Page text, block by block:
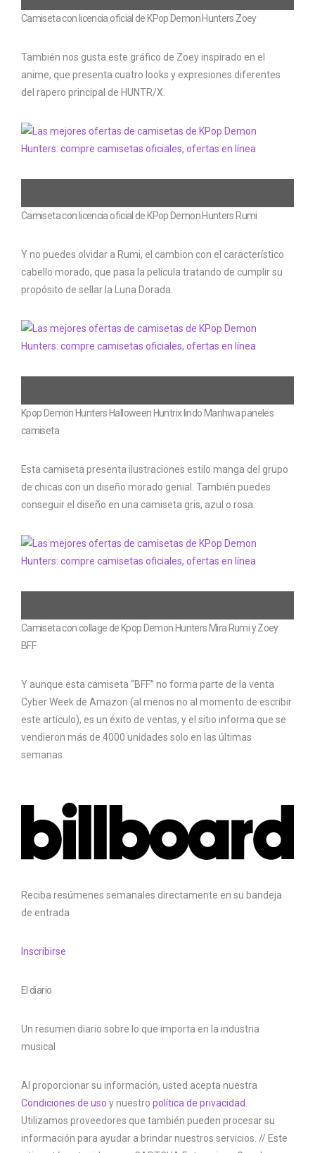
Camiseta con licencia oficial de KPop Demon Hunters Zoey
También nos gusta este gráfico de Zoey inspirado en el
anime, que presenta cuatro looks y expresiones diferentes
del rapero principal de HUNTR/X.
Camiseta con licencia oficial de KPop Demon Hunters Rumi
Y no puedes olvidar a Rumi, el cambion con el característico
cabello morado, que pasa la película tratando de cumplir su
propósito de sellar la Luna Dorada.
Kpop Demon Hunters Halloween Huntrix lindo Manhwa paneles
camiseta
Esta camiseta presenta ilustraciones estilo manga del grupo
de chicas con un diseño morado genial. También puedes
conseguir el diseño en una camiseta gris, azul o rosa.
Camiseta con collage de Kpop Demon Hunters Mira Rumi y Zoey
BFF
Y aunque esta camiseta “BFF” no forma parte de la venta
Cyber ​​Week de Amazon (al menos no al momento de escribir
este artículo), es un éxito de ventas, y el sitio informa que se
vendieron más de 4000 unidades solo en las últimas
semanas.
Reciba resúmenes semanales directamente en su bandeja
de entrada
Inscribirse
El diario
Un resumen diario sobre lo que importa en la industria
musical
Al proporcionar su información, usted acepta nuestra
Condiciones de uso y nuestro política de privacidad.
Utilizamos proveedores que también pueden procesar su
información para ayudar a brindar nuestros servicios. // Este